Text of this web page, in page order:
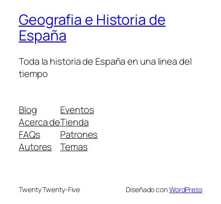
Geografia e Historia de
España
Toda la historia de España en una linea del
tiempo
Blog
Acerca de
FAQs
Autores
Eventos
Tienda
Patrones
Temas
Twenty Twenty-Five Diseñado conWordPress